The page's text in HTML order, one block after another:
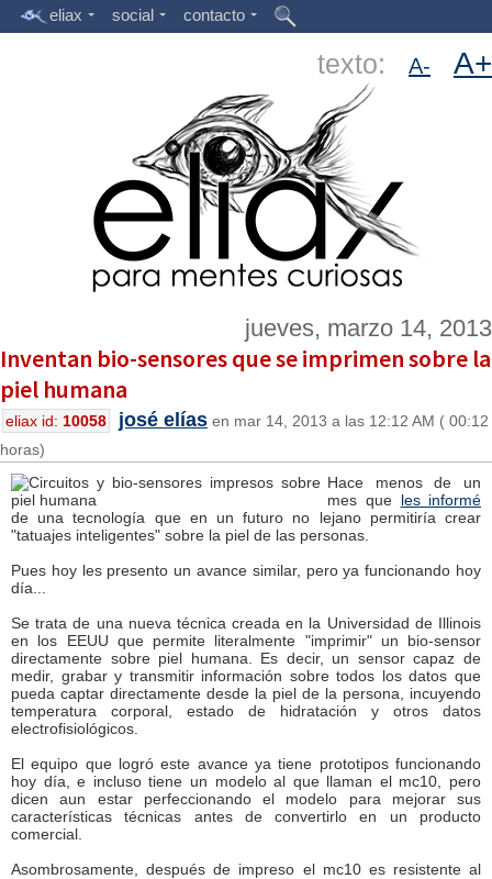
eliax social contacto
texto: A- A+
jueves, marzo 14, 2013
Inventan bio-sensores que se imprimen sobre la
piel humana
eliax id: 10058 josé elías en mar 14, 2013 a las 12:12 AM ( 00:12
horas)
Hace menos de un
mes que les informé
de una tecnología que en un futuro no lejano permitiría crear
"tatuajes inteligentes" sobre la piel de las personas.
Pues hoy les presento un avance similar, pero ya funcionando hoy
día...
Se trata de una nueva técnica creada en la Universidad de Illinois
en los EEUU que permite literalmente "imprimir" un bio-sensor
directamente sobre piel humana. Es decir, un sensor capaz de
medir, grabar y transmitir información sobre todos los datos que
pueda captar directamente desde la piel de la persona, incuyendo
temperatura corporal, estado de hidratación y otros datos
electrofisiológicos.
El equipo que logró este avance ya tiene prototipos funcionando
hoy día, e incluso tiene un modelo al que llaman el mc10, pero
dicen aun estar perfeccionando el modelo para mejorar sus
características técnicas antes de convertirlo en un producto
comercial.
Asombrosamente, después de impreso el mc10 es resistente al